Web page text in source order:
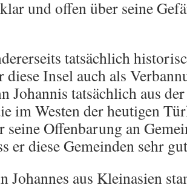
und offen über seine
tatsächlich
diese Insel auch als
Johannis tatsächlich aus
im Westen der heutigen
seine Offenbarung an
er diese Gemeinden sehr
Johannes aus Kleinasien